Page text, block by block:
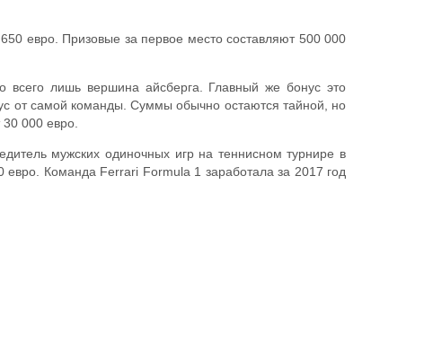
евро. Призовые за первое место составляют 500 000
лишь вершина айсберга. Главный же бонус это
от самой команды. Суммы обычно остаются тайной, но
000 евро.
мужских одиночных игр на теннисном турнире в
Команда Ferrari Formula 1 заработала за 2017 год